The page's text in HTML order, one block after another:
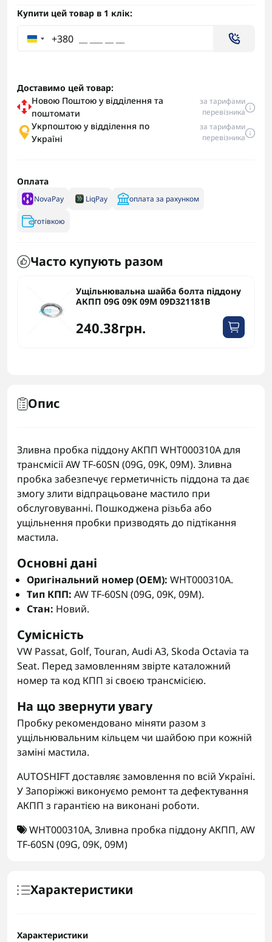
Купити цей товар в 1 клік:
+380
Доставимо цей товар:
Новою Поштою у відділення та
поштомати
за тарифами
перевізника
Укрпоштою у відділення по
Україні
за тарифами
перевізника
Оплата
NovaPay LiqPay оплата за рахунком
готівкою
Часто купують разом
Ущільнювальна шайба болта піддону
АКПП 09G 09K 09M 09D321181B
240.38грн.
Опис
Зливна пробка піддону АКПП WHT000310A для
трансмісії AW TF-60SN (09G, 09K, 09M). Зливна
пробка забезпечує герметичність піддона та дає
змогу злити відпрацьоване мастило при
обслуговуванні. Пошкоджена різьба або
ущільнення пробки призводять до підтікання
мастила.
Основні дані
Оригінальний номер (OEM): WHT000310A.
Тип КПП: AW TF-60SN (09G, 09K, 09M).
Стан: Новий.
Сумісність
VW Passat, Golf, Touran, Audi A3, Skoda Octavia та
Seat. Перед замовленням звірте каталожний
номер та код КПП зі своєю трансмісією.
На що звернути увагу
Пробку рекомендовано міняти разом з
ущільнювальним кільцем чи шайбою при кожній
заміні мастила.
AUTOSHIFT доставляє замовлення по всій Україні.
У Запоріжжі виконуємо ремонт та дефектування
АКПП з гарантією на виконані роботи.
WHT000310A, Зливна пробка піддону АКПП, AW
TF-60SN (09G, 09K, 09M)
Характеристики
Характеристики